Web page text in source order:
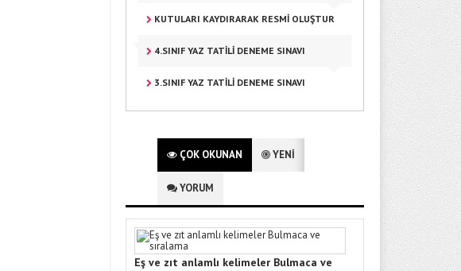
KUTULARI KAYDIRARAK RESMI OLUŞTUR
4.SINIF YAZ TATİLİ DENEME SINAVI
3.SINIF YAZ TATILI DENEME SINAVI
ÇOK OKUNAN YENİ
YORUM
Eş ve zıt anlamlı kelimeler Bulmaca ve